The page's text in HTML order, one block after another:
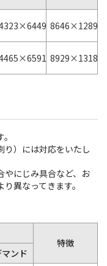
8646×12898
8929×13181
り）には対応をいたし
やにじみ具合など、お
異なってきます。
特徴
ンド